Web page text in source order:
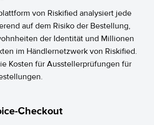
von Riskified analysiert jede
auf dem Risiko der Bestellung,
der Identität und Millionen
im Händlernetzwerk von Riskified.
Kosten für Ausstellerprüfungen für
Checkout